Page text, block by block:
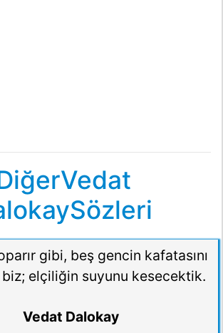
gibi, beş gencin kafatasını
elçiliğin suyunu kesecektik.
Vedat Dalokay